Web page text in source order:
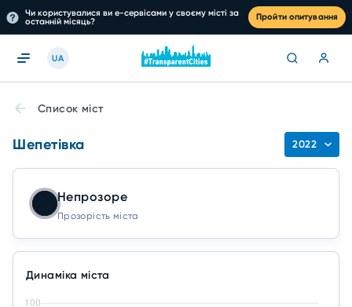
Чи користувалися ви е-сервісами у своєму місті за
останній місяць?
Пройти опитування
UA
Список міст
Шепетівка 2022
Непрозоре
Прозорість міста
Динаміка міста